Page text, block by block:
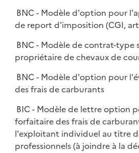
BNC - Modèle d'option pour
de report d'imposition (CGI,
BNC - Modèle de contrat-type
propriétaire de chevaux de
BNC - Modèle d'option pour
des frais de carburants
BIC - Modèle de lettre option
forfaitaire des frais de
l'exploitant individuel au titre
professionnels (à joindre à la